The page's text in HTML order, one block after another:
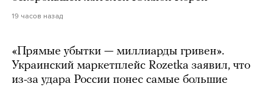
19 часов назад
«Прямые убытки — миллиарды гривен».
Украинский маркетплейс Rozetka заявил, что
из-за удара России понес самые большие